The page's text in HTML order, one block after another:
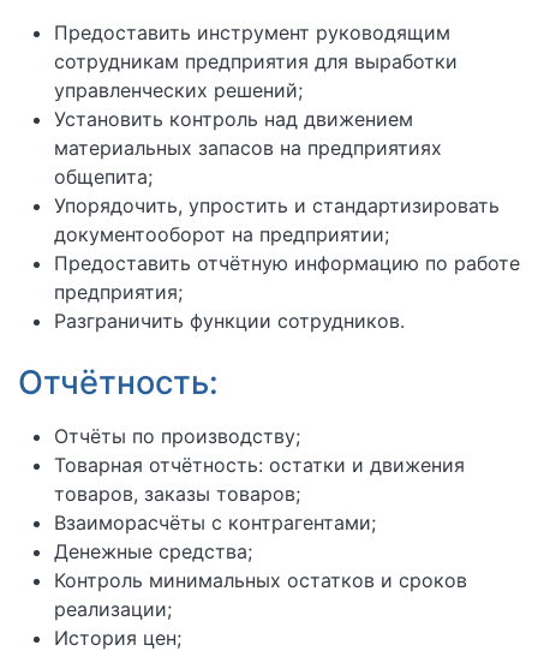
Предоставить инструмент руководящим
сотрудникам предприятия для выработки
управленческих решений;
Установить контроль над движением
материальных запасов на предприятиях
общепита;
Упорядочить, упростить и стандартизировать
документооборот на предприятии;
Предоставить отчётную информацию по работе
предприятия;
Разграничить функции сотрудников.
Отчётность:
Отчёты по производству;
Товарная отчётность: остатки и движения
товаров, заказы товаров;
Взаиморасчёты с контрагентами;
Денежные средства;
Контроль минимальных остатков и сроков
реализации;
История цен;